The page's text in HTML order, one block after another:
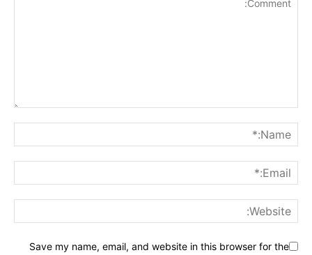
Save my name, email, and website in this browser for the